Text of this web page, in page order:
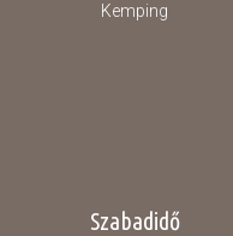
Kemping
Szabadidő